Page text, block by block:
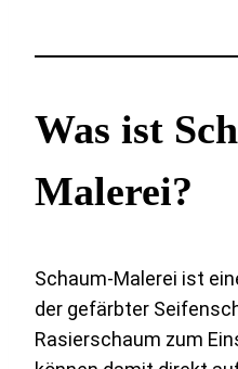
Was ist
Malerei?
Schaum-Malerei ist
der gefärbter
Rasierschaum zum